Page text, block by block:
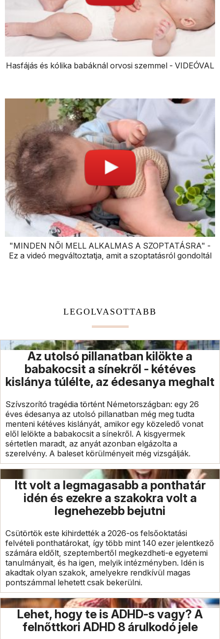
Hasfájás és kólika babáknál orvosi szemmel - VIDEÓVAL
"MINDEN NŐI MELL ALKALMAS A SZOPTATÁSRA" -
Ez a videó megváltoztatja, amit a szoptatásról gondoltál
LEGOLVASOTTABB
Az utolsó pillanatban kilökte a
babakocsit a sínekről - kétéves
kislánya túlélte, az édesanya meghalt
Szívszorító tragédia történt Németországban: egy 26
éves édesanya az utolsó pillanatban még meg tudta
menteni kétéves kislányát, amikor egy közeledő vonat
elől lelökte a babakocsit a sínekről. A kisgyermek
sértetlen maradt, az anyát azonban elgázolta a
szerelvény. A baleset körülményeit még vizsgálják.
Itt volt a legmagasabb a ponthatár
idén és ezekre a szakokra volt a
legnehezebb bejutni
Csütörtök este kihirdették a 2026-os felsőoktatási
felvételi ponthatárokat, így több mint 140 ezer jelentkező
számára eldőlt, szeptembertől megkezdheti-e egyetemi
tanulmányait, és ha igen, melyik intézményben. Idén is
akadtak olyan szakok, amelyekre rendkívül magas
pontszámmal lehetett csak bekerülni.
Lehet, hogy te is ADHD-s vagy? A
felnőttkori ADHD 8 árulkodó jele